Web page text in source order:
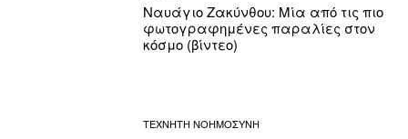
Ναυάγιο Ζακύνθου: Μία από τις πιο
φωτογραφημένες παραλίες στον
κόσμο (βίντεο)
ΤΕΧΝΗΤΗ ΝΟΗΜΟΣΥΝΗ